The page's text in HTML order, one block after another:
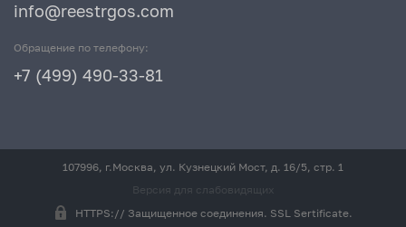
info@reestrgos.com
Обращение по телефону:
+7 (499) 490-33-81
107996, г.Москва, ул. Кузнецкий Мост, д. 16/5, стр. 1
Версия для слабовидящих
HTTPS:// Защищенное соединения. SSL Sertificate.